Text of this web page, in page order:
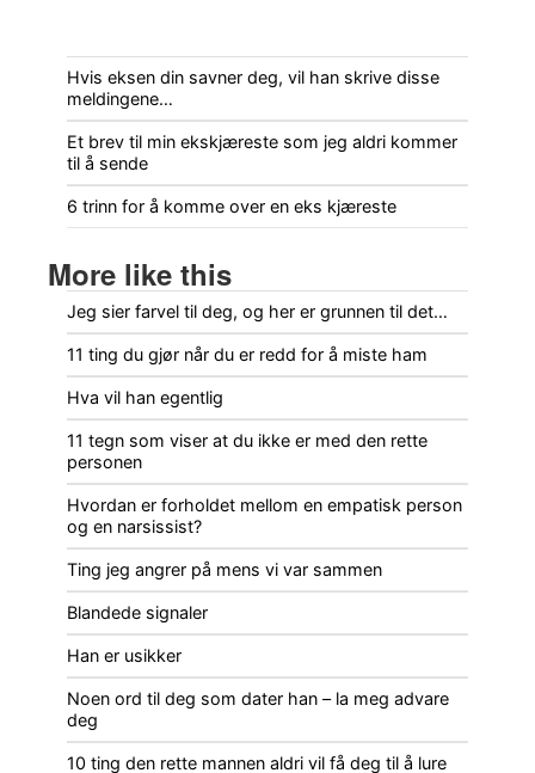
Hvis eksen din savner deg, vil han skrive disse
meldingene…
Et brev til min ekskjæreste som jeg aldri kommer
til å sende
6 trinn for å komme over en eks kjæreste
More like this
Jeg sier farvel til deg, og her er grunnen til det…
11 ting du gjør når du er redd for å miste ham
Hva vil han egentlig
11 tegn som viser at du ikke er med den rette
personen
Hvordan er forholdet mellom en empatisk person
og en narsissist?
Ting jeg angrer på mens vi var sammen
Blandede signaler
Han er usikker
Noen ord til deg som dater han – la meg advare
deg
10 ting den rette mannen aldri vil få deg til å lure